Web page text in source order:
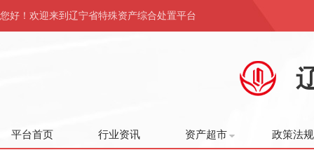
您好！欢迎来到辽宁省特殊资产综合处置平台
平台首页 行业资讯 资产超市 政策法规